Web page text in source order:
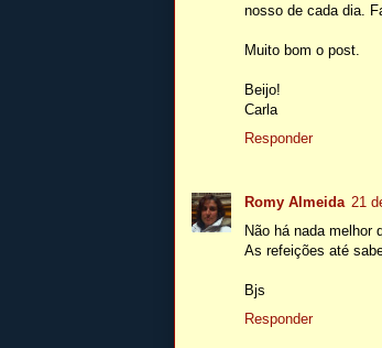
nosso de cada dia.
Muito bom o post.
Beijo!
Carla
Responder
Romy Almeida 21
Não há nada melhor
As refeições até
Bjs
Responder